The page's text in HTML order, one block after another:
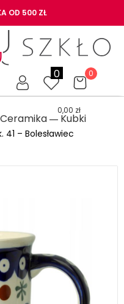
OD 500 ZŁ
0 0
0,00 zł
Ceramika ― Kubki
– Bolesławiec